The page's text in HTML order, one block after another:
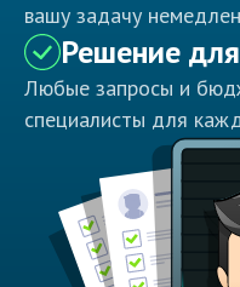
вашу задачу
Решение
Любые запросы и
специалисты для